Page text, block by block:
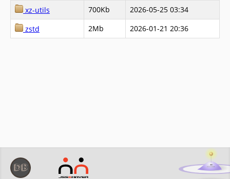
xz-utils
700Kb
2026-05-25 03:34
zstd
2Mb 2026-01-21 20:36